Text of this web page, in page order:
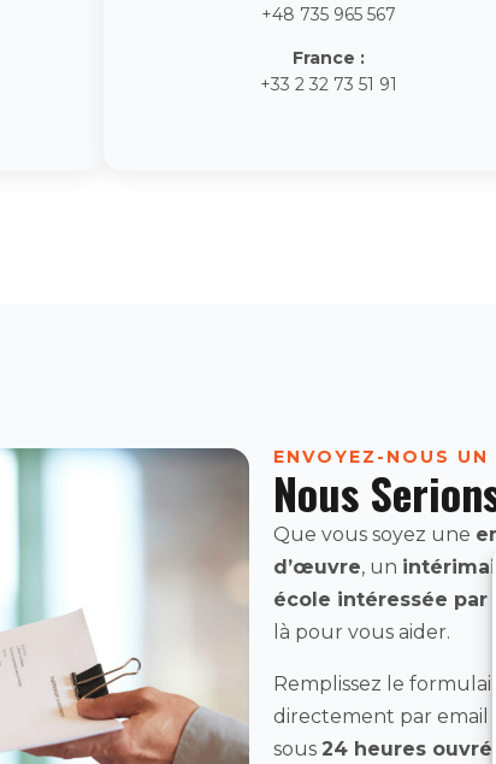
+48 735 965 567
France :
+33 2 32 73 51 91
ENVOYEZ-NOUS UN
Nous
Que vous soyez une
d’œuvre, un
école intéressée par
là pour vous aider.
Remplissez le
directement par email
sous 24 heures